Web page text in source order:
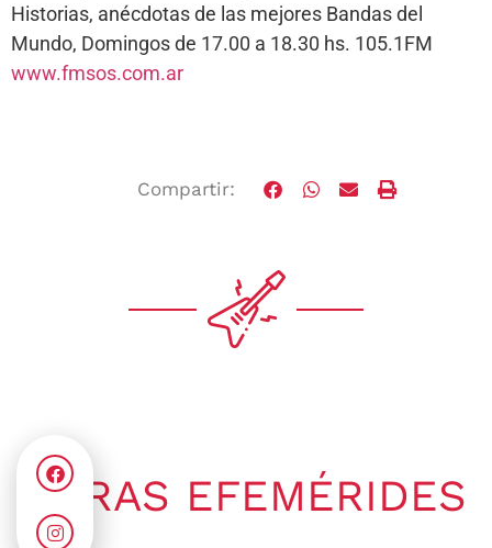
Historias, anécdotas de las mejores Bandas del
Mundo, Domingos de 17.00 a 18.30 hs. 105.1FM
www.fmsos.com.ar
Compartir:
OTRAS EFEMÉRIDES